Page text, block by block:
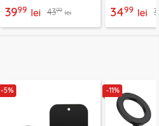
3999 lei 4399 lei 3499 lei
-5% -11%